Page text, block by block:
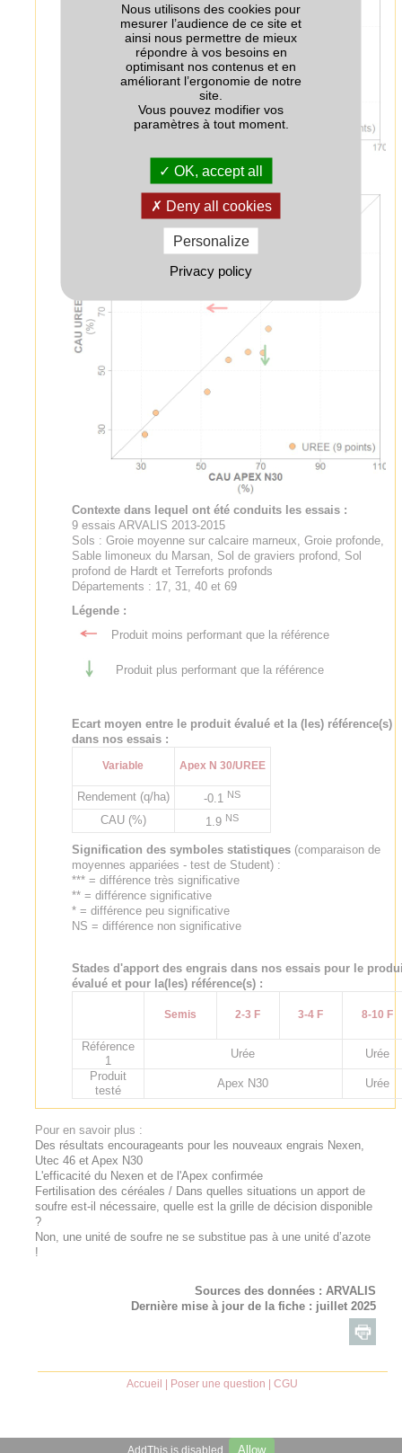
CAU
Contexte dans lequel ont été conduits les essais :
9 essais ARVALIS 2013-2015
Sols : Groie moyenne sur calcaire marneux, Groie profonde,
Sable limoneux du Marsan, Sol de graviers profond, Sol
profond de Hardt et Terreforts profonds
Départements : 17, 31, 40 et 69
Légende :
Produit moins performant que la référence
Produit plus performant que la référence
Ecart moyen entre le produit évalué et la (les) référence(s)
dans nos essais :
Variable Apex N 30/UREE
Rendement (q/ha) -0.1 NS
CAU (%) 1.9 NS
Signification des symboles statistiques(comparaison de
moyennes appariées - test de Student) :
*** = différence très significative
** = différence significative
* = différence peu significative
NS = différence non significative
Stades d'apport des engrais dans nos essais pour le
évalué et pour la(les) référence(s) :
Semis 2-3 F 3-4 F 8-10 F
Référence
1
Urée
Urée
Produit
testé
Apex N30 Urée
Pour en savoir plus :
Des résultats encourageants pour les nouveaux engrais Nexen,
Utec 46 et Apex N30
L'efficacité du Nexen et de l'Apex confirmée
Fertilisation des céréales / Dans quelles situations un apport de
soufre est-il nécessaire, quelle est la grille de décision disponible
?
Non, une unité de soufre ne se substitue pas à une unité d’azote
!
Sources des données : ARVALIS
Dernière mise à jour de la fiche : juillet 2025
Accueil | Poser une question |CGU
AddThis is disabled. Allow
Nous utilisons des cookies pour
mesurer l’audience de ce site et
ainsi nous permettre de mieux
répondre à vos besoins en
optimisant nos contenus et en
améliorant l’ergonomie de notre
site.
Vous pouvez modifier vos
paramètres à tout moment.
OK, accept all
Deny all cookies
Personalize
Privacy policy